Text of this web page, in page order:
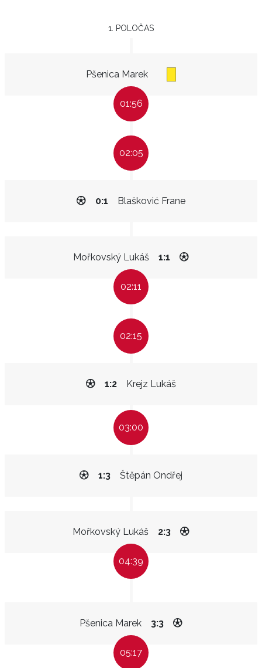
1. POLOČAS
Pšenica Marek
01:56
02:05
Blašković Frane
0:1
Mořkovský Lukáš 1:1
02:11
02:15
Krejz Lukáš
1:2
03:00
Štěpán Ondřej
1:3
Mořkovský Lukáš 2:3
04:39
Pšenica Marek 3:3
05:17